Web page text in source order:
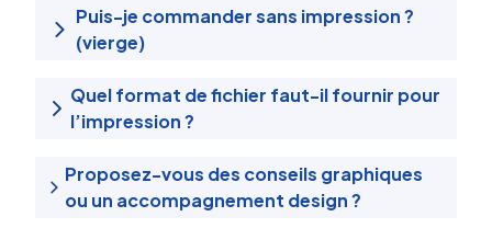
Puis-je commander sans impression ?
(vierge)
Quel format de fichier faut-il fournir pour
l’impression ?
Proposez-vous des conseils graphiques
ou un accompagnement design ?